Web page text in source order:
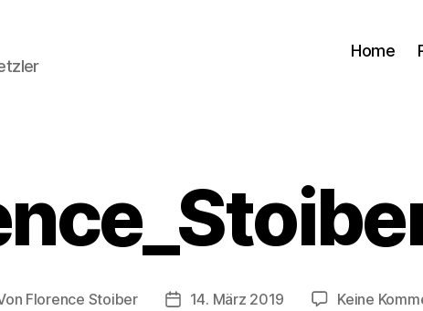
Home
Florence Stoiber Veröffentlichungsdatum
14. März 2019 Keine